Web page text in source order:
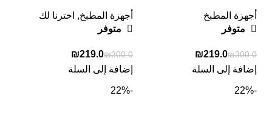
أجهزة المطبخ
متوفر
₪300.0
₪219.0
إضافة إلى السلة
أجهزة المطبخ, اخترنا لك
متوفر
₪300.0
₪219.0
إضافة إلى السلة
-22%
-22%